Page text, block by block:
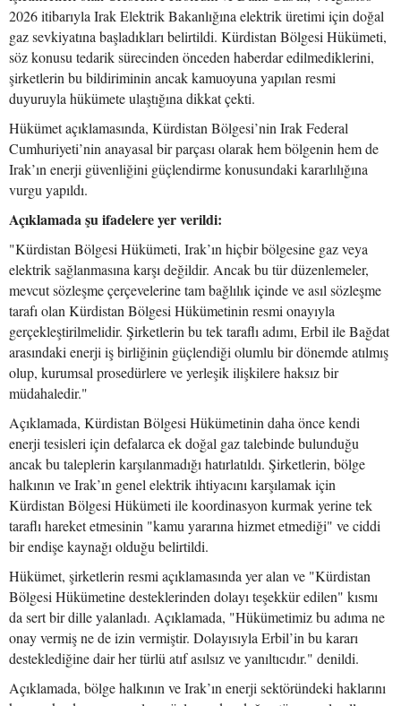
2026 itibarıyla Irak Elektrik Bakanlığına elektrik üretimi için doğal
gaz sevkiyatına başladıkları belirtildi. Kürdistan Bölgesi Hükümeti,
söz konusu tedarik sürecinden önceden haberdar edilmediklerini,
şirketlerin bu bildiriminin ancak kamuoyuna yapılan resmi
duyuruyla hükümete ulaştığına dikkat çekti.
Hükümet açıklamasında, Kürdistan Bölgesi’nin Irak Federal
Cumhuriyeti’nin anayasal bir parçası olarak hem bölgenin hem de
Irak’ın enerji güvenliğini güçlendirme konusundaki kararlılığına
vurgu yapıldı.
Açıklamada şu ifadelere yer verildi:
"Kürdistan Bölgesi Hükümeti, Irak’ın hiçbir bölgesine gaz veya
elektrik sağlanmasına karşı değildir. Ancak bu tür düzenlemeler,
mevcut sözleşme çerçevelerine tam bağlılık içinde ve asıl sözleşme
tarafı olan Kürdistan Bölgesi Hükümetinin resmi onayıyla
gerçekleştirilmelidir. Şirketlerin bu tek taraflı adımı, Erbil ile Bağdat
arasındaki enerji iş birliğinin güçlendiği olumlu bir dönemde atılmış
olup, kurumsal prosedürlere ve yerleşik ilişkilere haksız bir
müdahaledir."
Açıklamada, Kürdistan Bölgesi Hükümetinin daha önce kendi
enerji tesisleri için defalarca ek doğal gaz talebinde bulunduğu
ancak bu taleplerin karşılanmadığı hatırlatıldı. Şirketlerin, bölge
halkının ve Irak’ın genel elektrik ihtiyacını karşılamak için
Kürdistan Bölgesi Hükümeti ile koordinasyon kurmak yerine tek
taraflı hareket etmesinin "kamu yararına hizmet etmediği" ve ciddi
bir endişe kaynağı olduğu belirtildi.
Hükümet, şirketlerin resmi açıklamasında yer alan ve "Kürdistan
Bölgesi Hükümetine desteklerinden dolayı teşekkür edilen" kısmı
da sert bir dille yalanladı. Açıklamada, "Hükümetimiz bu adıma ne
onay vermiş ne de izin vermiştir. Dolayısıyla Erbil’in bu kararı
desteklediğine dair her türlü atıf asılsız ve yanıltıcıdır." denildi.
Açıklamada, bölge halkının ve Irak’ın enerji sektöründeki haklarını